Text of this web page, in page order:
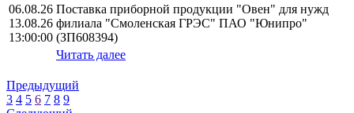
06.08.26
13.08.26
13:00:00
Поставка приборной продукции "Овен" для нужд
филиала "Смоленская ГРЭС" ПАО "Юнипро"
(ЗП608394)
Читать далее
Предыдущий
3 4 5 6 7 8 9